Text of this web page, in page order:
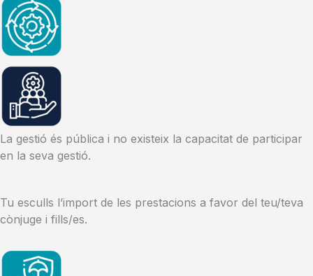
La gestió és pública i no existeix la capacitat de participar
en la seva gestió.
Tu esculls l’import de les prestacions a favor del teu/teva
cònjuge i fills/es.